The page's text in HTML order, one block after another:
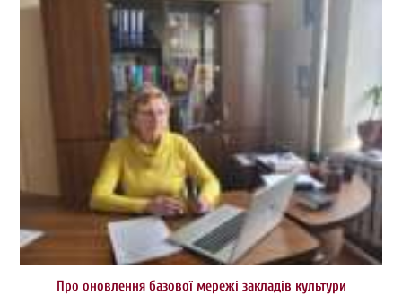
Про оновлення базової мережі закладів культури